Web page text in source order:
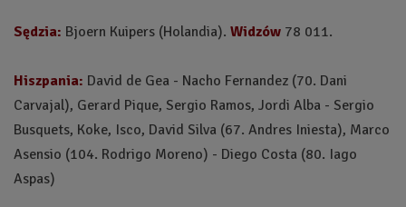
Sędzia: Bjoern Kuipers (Holandia). Widzów 78 011.
Hiszpania: David de Gea - Nacho Fernandez (70. Dani
Carvajal), Gerard Pique, Sergio Ramos, Jordi Alba - Sergio
Busquets, Koke, Isco, David Silva (67. Andres Iniesta), Marco
Asensio (104. Rodrigo Moreno) - Diego Costa (80. Iago
Aspas)